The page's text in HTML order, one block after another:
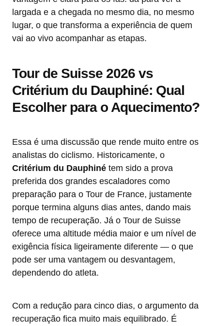
largada e a chegada no mesmo dia, no mesmo
lugar, o que transforma a experiência de quem
vai ao vivo acompanhar as etapas.
Tour de Suisse 2026 vs
Critérium du Dauphiné: Qual
Escolher para o Aquecimento?
Essa é uma discussão que rende muito entre os
analistas do ciclismo. Historicamente, o
Critérium du Dauphiné tem sido a prova
preferida dos grandes escaladores como
preparação para o Tour de France, justamente
porque termina alguns dias antes, dando mais
tempo de recuperação. Já o Tour de Suisse
oferece uma altitude média maior e um nível de
exigência física ligeiramente diferente — o que
pode ser uma vantagem ou desvantagem,
dependendo do atleta.
Com a redução para cinco dias, o argumento da
recuperação fica muito mais equilibrado. É